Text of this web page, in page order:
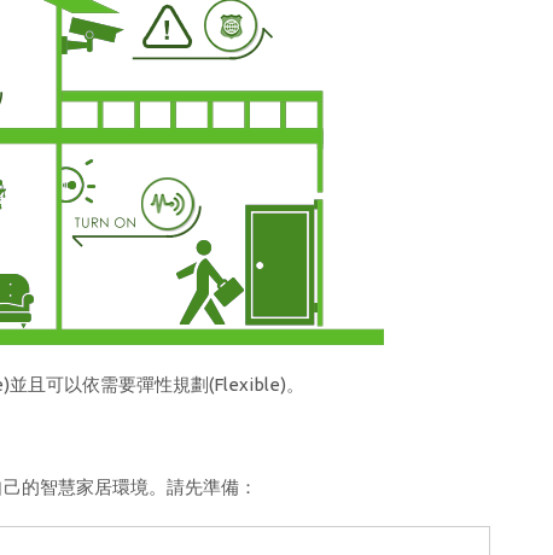
且可以依需要彈性規劃(Flexible)。
的智慧家居環境。請先準備：